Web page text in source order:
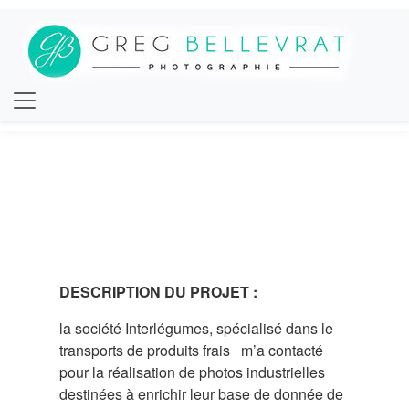
DESCRIPTION DU PROJET :
la société Interlégumes, spécialisé dans le
transports de produits frais m’a contacté
pour la réalisation de photos industrielles
destinées à enrichir leur base de donnée de